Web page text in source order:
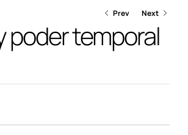
Prev Next
poder temporal